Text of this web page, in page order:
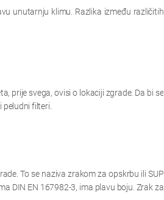
unutarnju klimu. Razlika između različitih
prije svega, ovisi o lokaciji zgrade. Da bi se
filteri.
To se naziva zrakom za opskrbu ili SUP
DIN EN 167982-3, ima plavu boju. Zrak za